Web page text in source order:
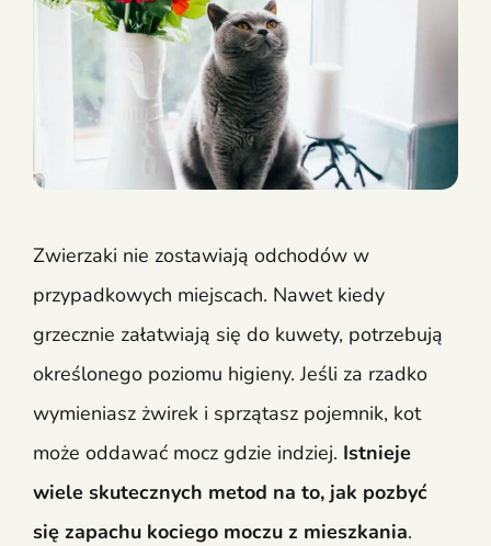
Zwierzaki nie zostawiają odchodów w
przypadkowych miejscach. Nawet kiedy
grzecznie załatwiają się do kuwety, potrzebują
określonego poziomu higieny. Jeśli za rzadko
wymieniasz żwirek i sprzątasz pojemnik, kot
może oddawać mocz gdzie indziej. Istnieje
wiele skutecznych metod na to, jak pozbyć
się zapachu kociego moczu z mieszkania.